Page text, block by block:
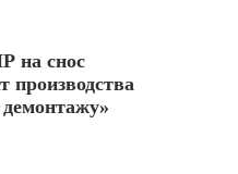
на снос
производства